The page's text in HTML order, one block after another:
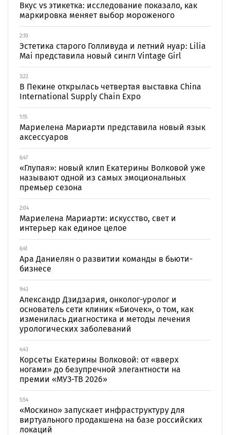
Вкус vs этикетка: исследование показало, как
маркировка меняет выбор мороженого
2:10
Эстетика старого Голливуда и летний нуар: Lilia
Mai представила новый сингл Vintage Girl
3:22
В Пекине открылась четвертая выставка China
International Supply Chain Expo
1:15
Мариелена Мариарти представила новый язык
аксессуаров
6:47
«Глупая»: новый клип Екатерины Волковой уже
называют одной из самых эмоциональных
премьер сезона
2:04
Мариелена Мариарти: искусство, свет и
интерьер как единое целое
6:41
Ара Даниелян о развитии команды в бьюти-
бизнесе
9:43
Александр Дзидзария, онколог-уролог и
основатель сети клиник «Биочек», о том, как
изменилась диагностика и методы лечения
урологических заболеваний
4:43
Корсеты Екатерины Волковой: от «вверх
ногами» до безупречной элегантности на
премии «МУЗ-ТВ 2026»
5:54
«Москино» запускает инфраструктуру для
виртуального продакшена на базе российских
локаций